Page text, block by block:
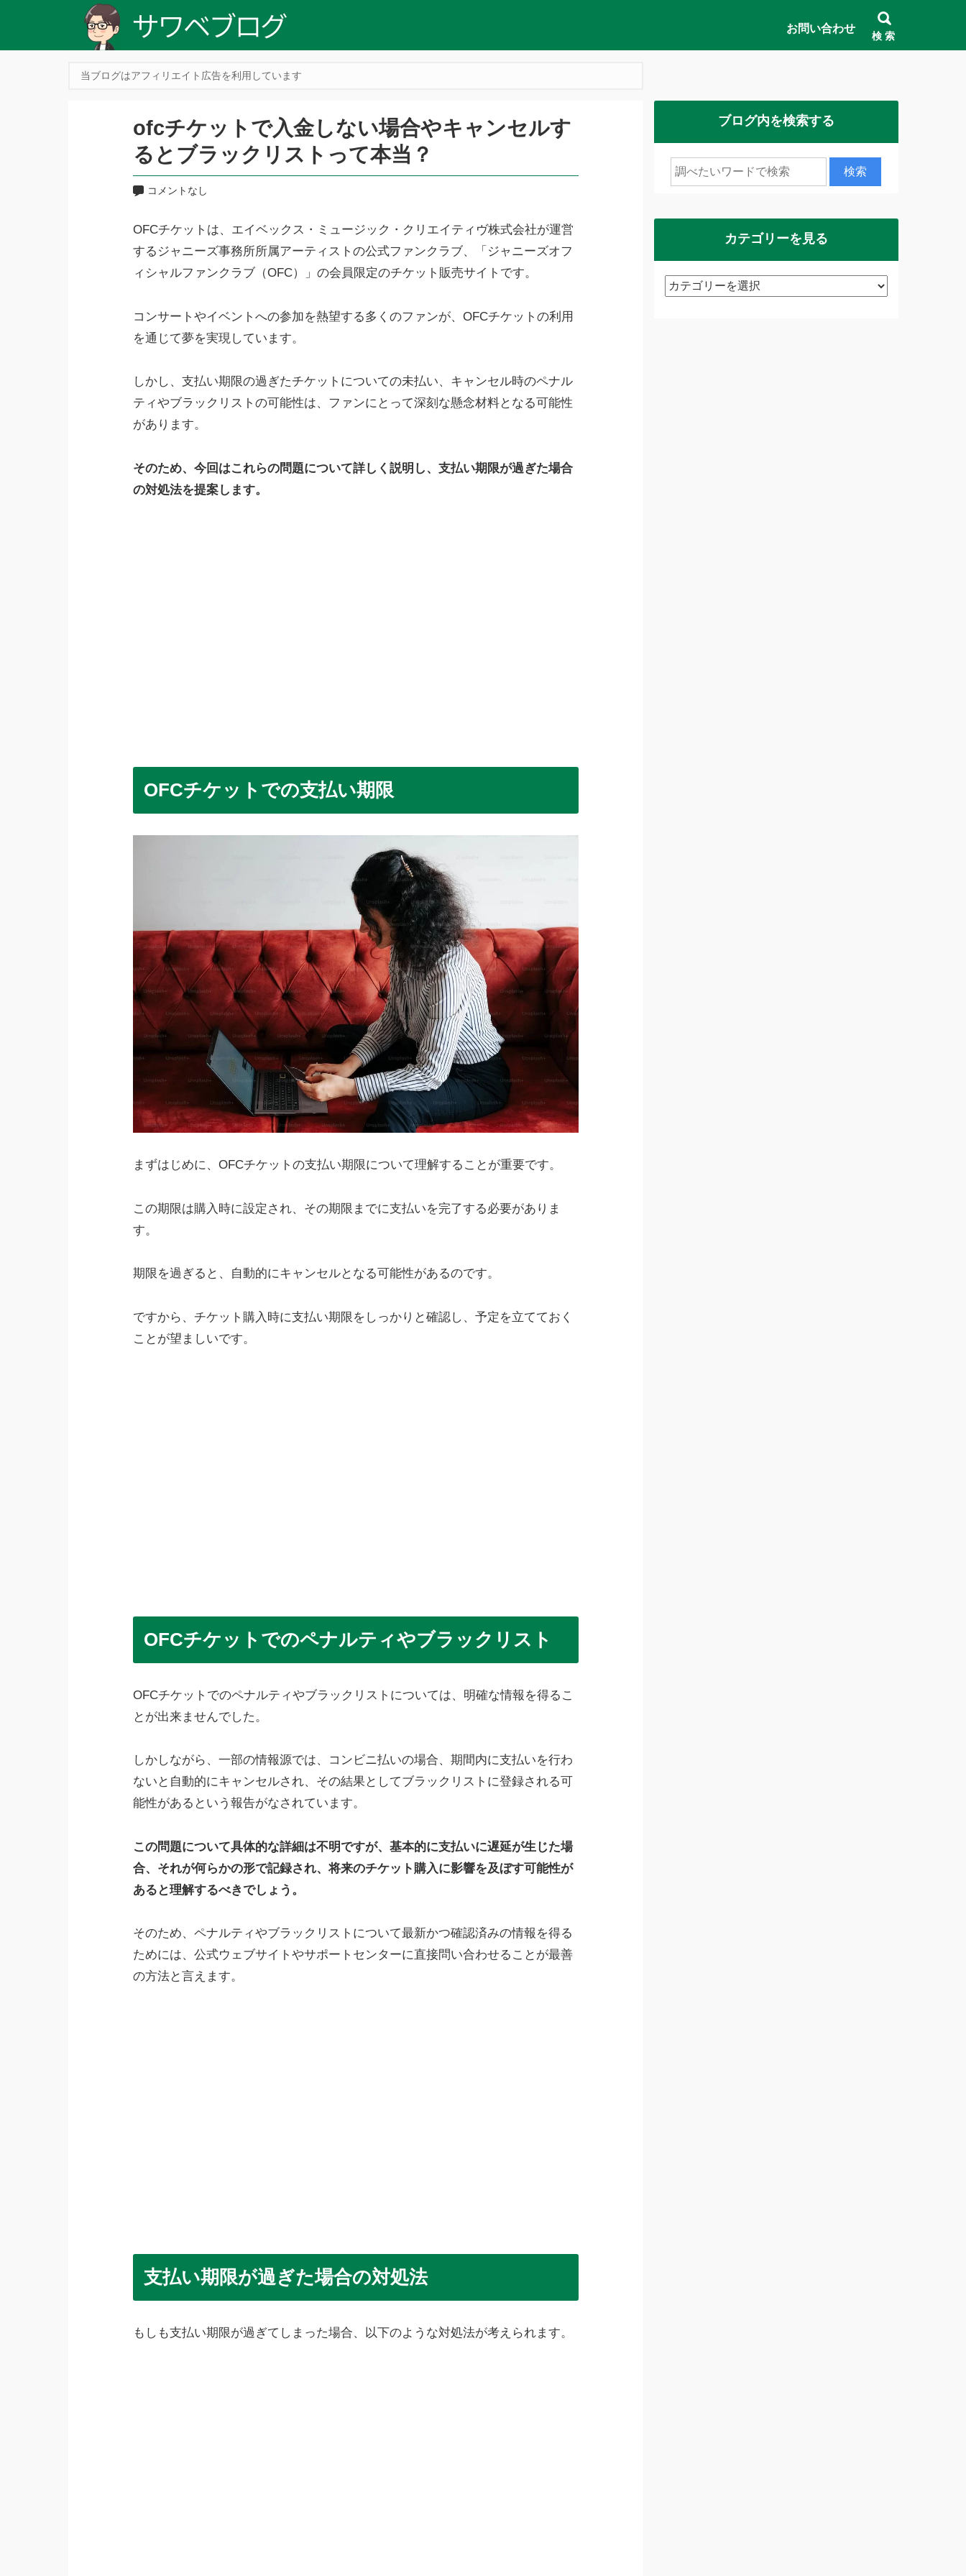
お問い合わせ
検 索
当ブログはアフィリエイト広告を利用しています
ofcチケットで入金しない場合やキャンセルす
るとブラックリストって本当？
コメントなし
OFCチケットは、エイベックス・ミュージック・クリエイティヴ株式会社が運営
するジャニーズ事務所所属アーティストの公式ファンクラブ、「ジャニーズオフ
ィシャルファンクラブ（OFC）」の会員限定のチケット販売サイトです。
コンサートやイベントへの参加を熱望する多くのファンが、OFCチケットの利用
を通じて夢を実現しています。
しかし、支払い期限の過ぎたチケットについての未払い、キャンセル時のペナル
ティやブラックリストの可能性は、ファンにとって深刻な懸念材料となる可能性
があります。
そのため、今回はこれらの問題について詳しく説明し、支払い期限が過ぎた場合
の対処法を提案します。
OFCチケットでの支払い期限
まずはじめに、OFCチケットの支払い期限について理解することが重要です。
この期限は購入時に設定され、その期限までに支払いを完了する必要がありま
す。
期限を過ぎると、自動的にキャンセルとなる可能性があるのです。
ですから、チケット購入時に支払い期限をしっかりと確認し、予定を立てておく
ことが望ましいです。
OFCチケットでのペナルティやブラックリスト
OFCチケットでのペナルティやブラックリストについては、明確な情報を得るこ
とが出来ませんでした。
しかしながら、一部の情報源では、コンビニ払いの場合、期間内に支払いを行わ
ないと自動的にキャンセルされ、その結果としてブラックリストに登録される可
能性があるという報告がなされています。
この問題について具体的な詳細は不明ですが、基本的に支払いに遅延が生じた場
合、それが何らかの形で記録され、将来のチケット購入に影響を及ぼす可能性が
あると理解するべきでしょう。
そのため、ペナルティやブラックリストについて最新かつ確認済みの情報を得る
ためには、公式ウェブサイトやサポートセンターに直接問い合わせることが最善
の方法と言えます。
支払い期限が過ぎた場合の対処法
もしも支払い期限が過ぎてしまった場合、以下のような対処法が考えられます。
ブログ内を検索する
カテゴリーを見る
カ